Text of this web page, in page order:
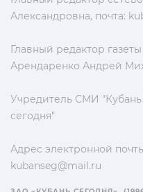
Александровна, почта:
Главный редактор
Арендаренко Андрей
Учредитель СМИ "Кубань
сегодня"
Адрес электронной
kubanseg@mail.ru